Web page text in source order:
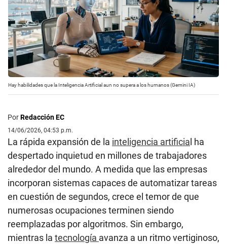
Hay habilidades que la Inteligencia Artificial aun no supera a los humanos (Gemini IA)
PorRedacción EC
14/06/2026, 04:53 p.m.
La rápida expansión de la inteligencia artificia l ha
despertado inquietud en millones de trabajadores
alrededor del mundo. A medida que las empresas
incorporan sistemas capaces de automatizar tareas
en cuestión de segundos, crece el temor de que
numerosas ocupaciones terminen siendo
reemplazadas por algoritmos. Sin embargo,
mientras la tecnología avanza a un ritmo vertiginoso,